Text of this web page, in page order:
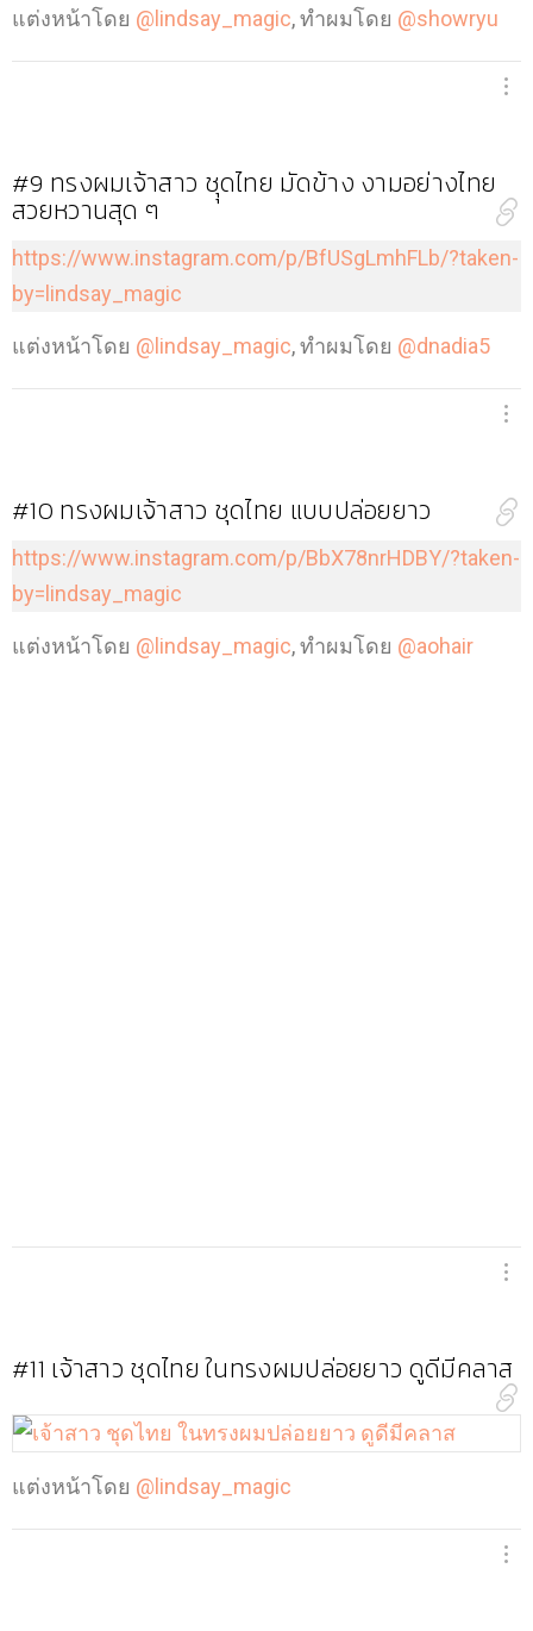
แต่งหน้าโดย @lindsay_magic, ทำผมโดย @showryu
#9 ทรงผมเจ้าสาว ชุุดไทย มัดข้าง งามอย่างไทย
สวยหวานสุด ๆ
https://www.instagram.com/p/BfUSgLmhFLb/?taken-
by=lindsay_magic
แต่งหน้าโดย @lindsay_magic, ทำผมโดย @dnadia5
#10 ทรงผมเจ้าสาว ชุดไทย แบบปล่อยยาว
https://www.instagram.com/p/BbX78nrHDBY/?taken-
by=lindsay_magic
แต่งหน้าโดย @lindsay_magic, ทำผมโดย @aohair
#11 เจ้าสาว ชุดไทย ในทรงผมปล่อยยาว ดูดีมีคลาส
แต่งหน้าโดย @lindsay_magic